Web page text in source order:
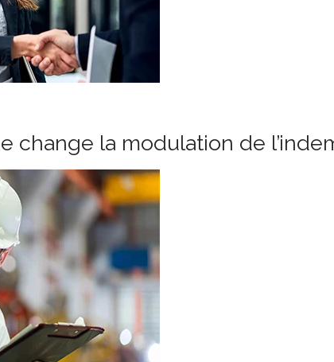
change la modulation de